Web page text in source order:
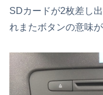
SDカードが2枚差し
れまたボタンの意味